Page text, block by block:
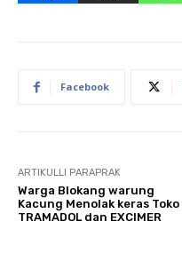
Facebook
ARTIKULLI PARAPRAK
Warga Blokang warung
Kacung Menolak keras Toko
TRAMADOL dan EXCIMER